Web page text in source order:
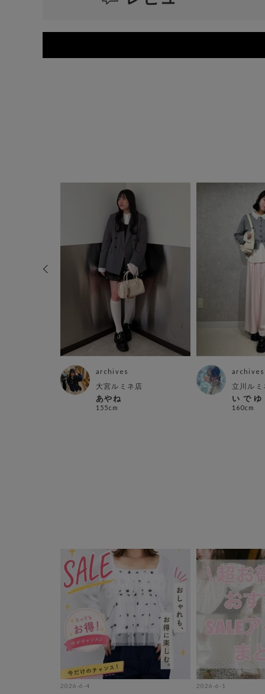
archives
大宮ルミネ店
あやね
155cm
archives
立川ルミ
い で ゆ
160cm
2026-6-4 2026-6-1